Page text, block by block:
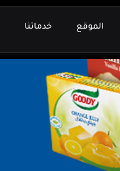
الموقع خدماتنا